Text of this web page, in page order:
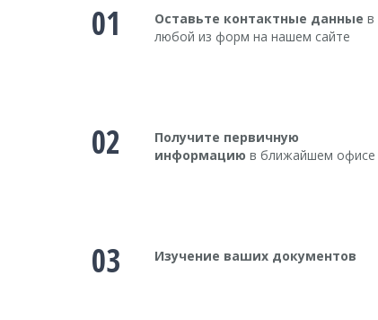
01 Оставьте контактные данные в
любой из форм на нашем сайте
02
Получите первичную
информацию в ближайшем офисе
03 Изучение ваших документов